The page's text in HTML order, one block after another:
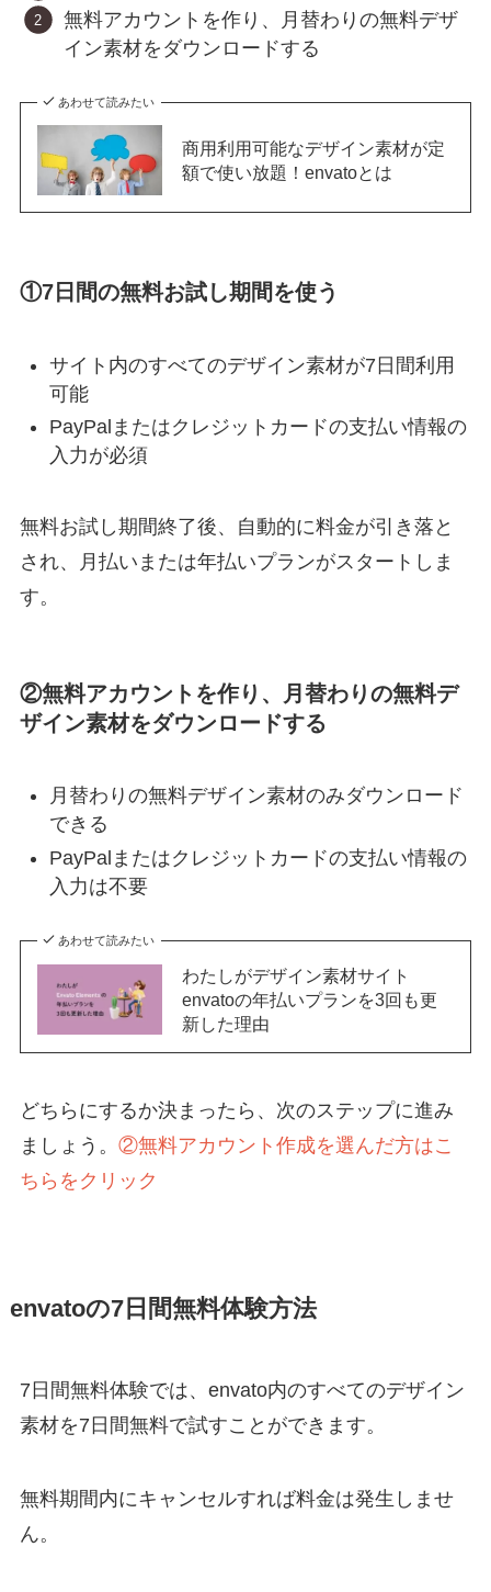
無料アカウントを作り、月替わりの無料デザ
イン素材をダウンロードする
あわせて読みたい
商用利用可能なデザイン素材が定
額で使い放題！envatoとは
①7日間の無料お試し期間を使う
サイト内のすべてのデザイン素材が7日間利用
可能
PayPalまたはクレジットカードの支払い情報の
入力が必須
無料お試し期間終了後、自動的に料金が引き落と
され、月払いまたは年払いプランがスタートしま
す。
②無料アカウントを作り、月替わりの無料デ
ザイン素材をダウンロードする
月替わりの無料デザイン素材のみダウンロード
できる
PayPalまたはクレジットカードの支払い情報の
入力は不要
あわせて読みたい
わたしがデザイン素材サイト
envatoの年払いプランを3回も更
新した理由
どちらにするか決まったら、次のステップに進み
ましょう。 ②無料アカウント作成を選んだ方はこ
ちらをクリック
envatoの7日間無料体験方法
7日間無料体験では、envato内のすべてのデザイン
素材を7日間無料で試すことができます。
無料期間内にキャンセルすれば料金は発生しませ
ん。